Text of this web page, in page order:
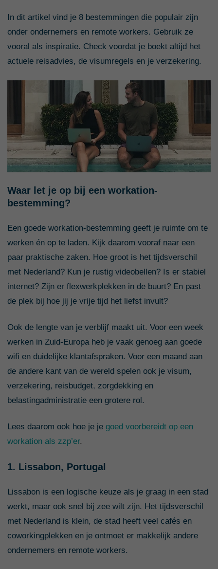
In dit artikel vind je 8 bestemmingen die populair zijn
onder ondernemers en remote workers. Gebruik ze
vooral als inspiratie. Check voordat je boekt altijd het
actuele reisadvies, de visumregels en je verzekering.
Waar let je op bij een workation-
bestemming?
Een goede workation-bestemming geeft je ruimte om te
werken én op te laden. Kijk daarom vooraf naar een
paar praktische zaken. Hoe groot is het tijdsverschil
met Nederland? Kun je rustig videobellen? Is er stabiel
internet? Zijn er flexwerkplekken in de buurt? En past
de plek bij hoe jij je vrije tijd het liefst invult?
Ook de lengte van je verblijf maakt uit. Voor een week
werken in Zuid-Europa heb je vaak genoeg aan goede
wifi en duidelijke klantafspraken. Voor een maand aan
de andere kant van de wereld spelen ook je visum,
verzekering, reisbudget, zorgdekking en
belastingadministratie een grotere rol.
Lees daarom ook hoe je je goed voorbereidt op een
workation als zzp’er.
1. Lissabon, Portugal
Lissabon is een logische keuze als je graag in een stad
werkt, maar ook snel bij zee wilt zijn. Het tijdsverschil
met Nederland is klein, de stad heeft veel cafés en
coworkingplekken en je ontmoet er makkelijk andere
ondernemers en remote workers.